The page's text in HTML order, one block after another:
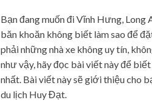
Bạn đang muốn đi Vĩnh Hưng,
băn khoăn không biết làm sao để
phải những nhà xe không uy tín,
như vậy, hãy đọc bài viết này để
nhất. Bài viết này sẽ giới thiệu cho
du lịch Huy Đạt.